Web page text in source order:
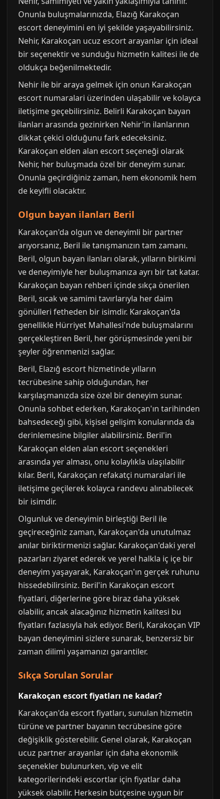
Onunla buluşmalarınızda, Elazığ Karakoçan
escort deneyimini en iyi şekilde yaşayabilirsiniz.
Nehir, Karakoçan ucuz escort arayanlar için ideal
bir seçenektir ve sunduğu hizmetin kalitesi ile de
oldukça beğenilmektedir.
Nehir ile bir araya gelmek için onun Karakoçan
escort numaralari üzerinden ulaşabilir ve kolayca
iletişime geçebilirsiniz. Belirli Karakoçan bayan
ilanları arasında gezinirken Nehir'in ilanlarının
dikkat çekici olduğunu fark edeceksiniz.
Karakoçan elden alan escort seçeneği olarak
Nehir, her buluşmada özel bir deneyim sunar.
Onunla geçirdiğiniz zaman, hem ekonomik hem
de keyifli olacaktır.
Olgun bayan ilanları Beril
Karakoçan'da olgun ve deneyimli bir partner
arıyorsanız, Beril ile tanışmanızın tam zamanı.
Beril, olgun bayan ilanları olarak, yılların birikimi
ve deneyimiyle her buluşmanıza ayrı bir tat katar.
Karakoçan bayan rehberi içinde sıkça önerilen
Beril, sıcak ve samimi tavırlarıyla her daim
gönülleri fetheden bir isimdir. Karakoçan'da
genellikle Hürriyet Mahallesi'nde buluşmalarını
gerçekleştiren Beril, her görüşmesinde yeni bir
şeyler öğrenmenizi sağlar.
Beril, Elazığ escort hizmetinde yılların
tecrübesine sahip olduğundan, her
karşılaşmanızda size özel bir deneyim sunar.
Onunla sohbet ederken, Karakoçan'ın tarihinden
bahsedeceği gibi, kişisel gelişim konularında da
derinlemesine bilgiler alabilirsiniz. Beril'in
Karakoçan elden alan escort seçenekleri
arasında yer alması, onu kolaylıkla ulaşılabilir
kılar. Beril, Karakoçan refakatçi numaralari ile
iletişime geçilerek kolayca randevu alınabilecek
bir isimdir.
Olgunluk ve deneyimin birleştiği Beril ile
geçireceğiniz zaman, Karakoçan'da unutulmaz
anılar biriktirmenizi sağlar. Karakoçan'daki yerel
pazarları ziyaret ederek ve yerel halkla iç içe bir
deneyim yaşayarak, Karakoçan'ın gerçek ruhunu
hissedebilirsiniz. Beril'in Karakoçan escort
fiyatlari, diğerlerine göre biraz daha yüksek
olabilir, ancak alacağınız hizmetin kalitesi bu
fiyatları fazlasıyla hak ediyor. Beril, Karakoçan VIP
bayan deneyimini sizlere sunarak, benzersiz bir
zaman dilimi yaşamanızı garantiler.
Sıkça Sorulan Sorular
Karakoçan escort fiyatları ne kadar?
Karakoçan'da escort fiyatları, sunulan hizmetin
türüne ve partner bayanın tecrübesine göre
değişiklik gösterebilir. Genel olarak, Karakoçan
ucuz partner arayanlar için daha ekonomik
seçenekler bulunurken, vip ve elit
kategorilerindeki escortlar için fiyatlar daha
yüksek olabilir. Herkesin bütçesine uygun bir